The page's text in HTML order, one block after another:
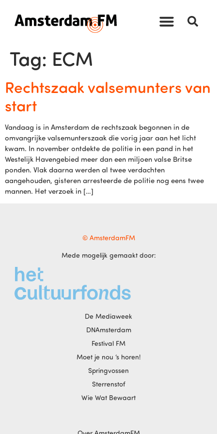
Tag: ECM
Rechtszaak valsemunters van
start
Vandaag is in Amsterdam de rechtszaak begonnen in de
omvangrijke valsemunterszaak die vorig jaar aan het licht
kwam. In november ontdekte de politie in een pand in het
Westelijk Havengebied meer dan een miljoen valse Britse
ponden. Vlak daarna werden al twee verdachten
aangehouden, gisteren arresteerde de politie nog eens twee
mannen. Het verzoek in […]
© AmsterdamFM
Mede mogelijk gemaakt door:
De Mediaweek
DNAmsterdam
Festival FM
Moet je nou ‘s horen!
Springvossen
Sterrenstof
Wie Wat Bewaart